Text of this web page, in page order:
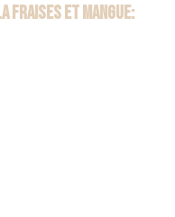
Fraises et Mangue: